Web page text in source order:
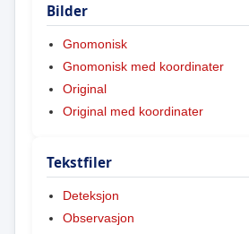
Bilder
Gnomonisk
Gnomonisk med koordinater
Original
Original med koordinater
Tekstfiler
Deteksjon
Observasjon